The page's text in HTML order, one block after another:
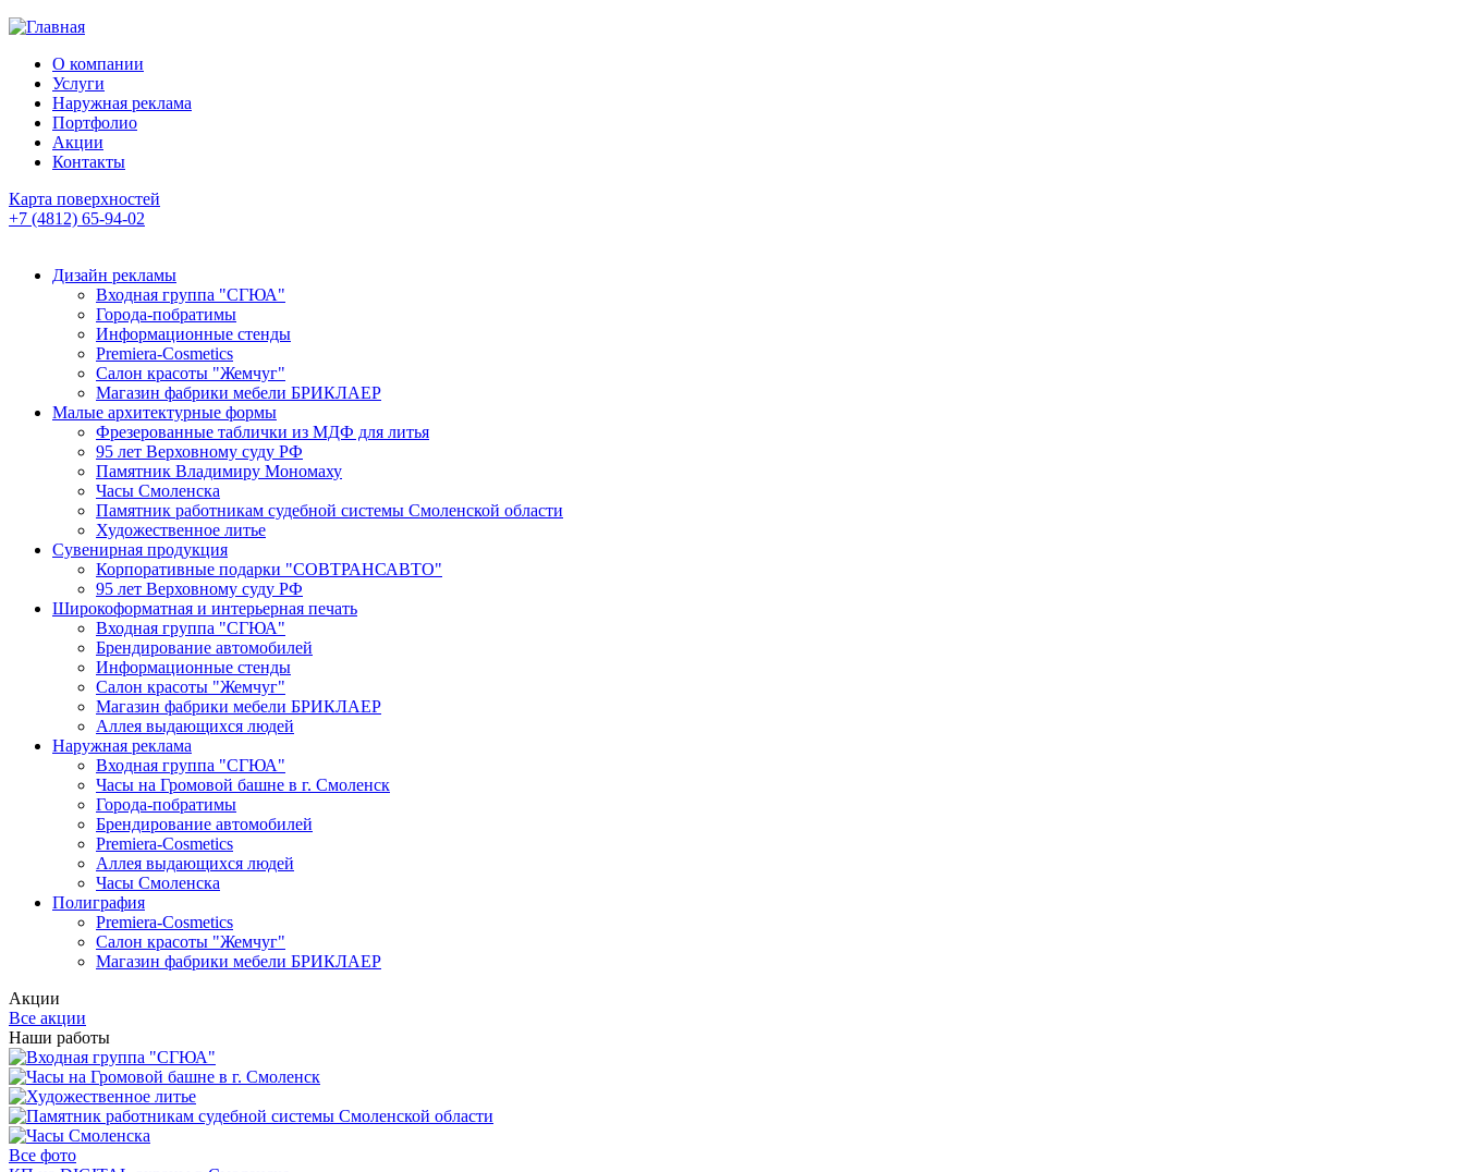
О компании
Услуги
Наружная реклама
Портфолио
Акции
Контакты
Карта поверхностей
+7 (4812) 65-94-02
Дизайн рекламы
Входная группа "СГЮА"
Города-побратимы
Информационные стенды
Premiera-Cosmetics
Салон красоты "Жемчуг"
Магазин фабрики мебели БРИКЛАЕР
Малые архитектурные формы
Фрезерованные таблички из МДФ для литья
95 лет Верховному суду РФ
Памятник Владимиру Мономаху
Часы Смоленска
Памятник работникам судебной системы Смоленской области
Художественное литье
Сувенирная продукция
Корпоративные подарки "СОВТРАНСАВТО"
95 лет Верховному суду РФ
Широкоформатная и интерьерная печать
Входная группа "СГЮА"
Брендирование автомобилей
Информационные стенды
Салон красоты "Жемчуг"
Магазин фабрики мебели БРИКЛАЕР
Аллея выдающихся людей
Наружная реклама
Входная группа "СГЮА"
Часы на Громовой башне в г. Смоленск
Города-побратимы
Брендирование автомобилей
Premiera-Cosmetics
Аллея выдающихся людей
Часы Смоленска
Полиграфия
Premiera-Cosmetics
Салон красоты "Жемчуг"
Магазин фабрики мебели БРИКЛАЕР
Акции
Все акции
Наши работы
Все фото